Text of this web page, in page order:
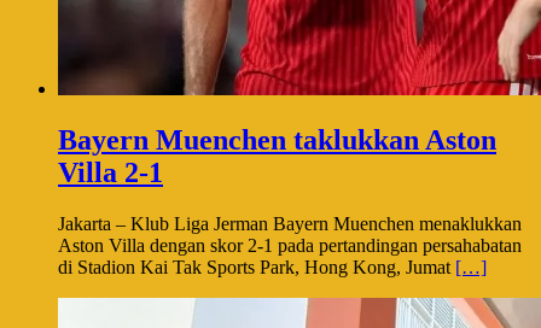
Bayern Muenchen taklukkan Aston
Villa 2-1
Jakarta – Klub Liga Jerman Bayern Muenchen menaklukkan
Aston Villa dengan skor 2-1 pada pertandingan persahabatan
di Stadion Kai Tak Sports Park, Hong Kong, Jumat […]